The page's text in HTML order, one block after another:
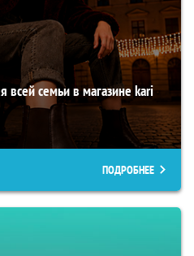
семьи в магазине kari
ПОДРОБНЕЕ